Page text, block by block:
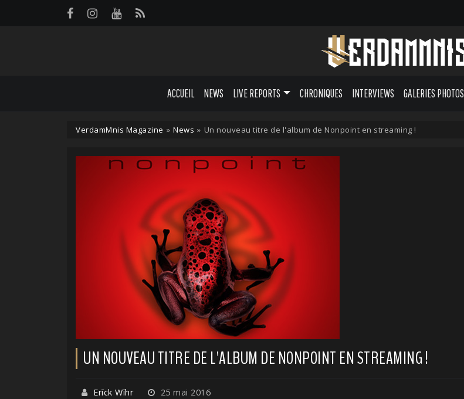
ACCUEIL NEWS LIVE REPORTS CHRONIQUES INTERVIEWS GALERIES PHOTOS
VerdamMnis Magazine » News » Un nouveau titre de l'album de Nonpoint en streaming !
UN NOUVEAU TITRE DE L'ALBUM DE NONPOINT EN STREAMING !
Erīck Wīhr 25 mai 2016
Panneau de gestion des cookies